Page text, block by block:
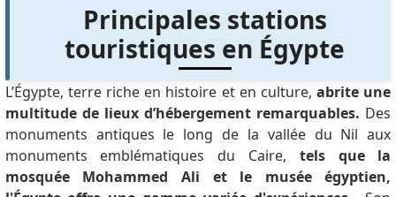
Principales stations
touristiques en Égypte
L’Égypte, terre riche en histoire et en culture,abrite une
multitude de lieux d’hébergement remarquables. Des
monuments antiques le long de la vallée du Nil aux
monuments emblématiques du Caire, tels que la
mosquée Mohammed Ali et le musée égyptien,